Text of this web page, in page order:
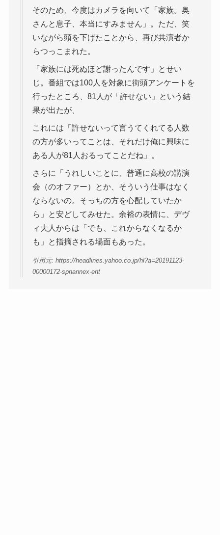
そのため、今度はカメラを向いて「家族。奥
さんと息子、本当にすみません」。ただ、笑
いながら頭を下げたことから、再び共演者か
らつっこまれた。
「家族には死ぬほど謝ったんです」とせい
じ。番組では100人を対象に街頭アンケートを
行ったところ、81人が「許せない」という結
果が出たが、
これには「許せないって言うてくれてる人数
の方が多いってことは、それだけ俺に興味に
ある人が81人おるってことだね」。
さらに「うれしいことに、普通に高校の講演
会（のオファー）とか、そういう仕事はなく
ならないの。そっちの方を心配していたか
ら」と安どしてみせた。余裕の表情に、デヴ
ィ夫人からは「でも、これからなくなるか
も」と指摘される場面もあった。
引用元: https://headlines.yahoo.co.jp/hl?a=20191123-
00000172-spnannex-ent